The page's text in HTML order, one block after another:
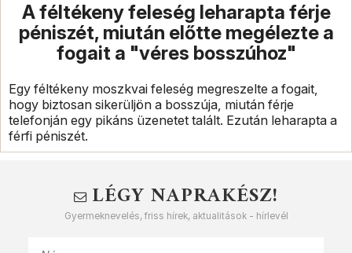
A féltékeny feleség leharapta férje
péniszét, miután előtte megélezte a
fogait a "véres bosszúhoz"
Egy féltékeny moszkvai feleség megreszelte a fogait,
hogy biztosan sikerüljön a bosszúja, miután férje
telefonján egy pikáns üzenetet talált. Ezután leharapta a
férfi péniszét.
LÉGY NAPRAKÉSZ!
Gyermeknevelés, friss hírek, aktualitások - hírlevél